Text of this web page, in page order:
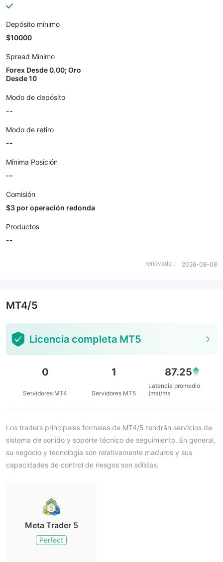
Depósito mínimo
$10000
Spread Mínimo
Forex Desde 0.00; Oro
Desde 10
Modo de depósito
--
Modo de retiro
--
Mínima Posición
--
Comisión
$3 por operación redonda
Productos
--
renovado： 2026-08-08
MT4/5
Licencia completa MT5
0
Servidores MT4
1
Servidores MT5
87.25
Latencia promedio
(ms)/ms
Los traders principales formales de MT4/5 tendrán servicios de
sistema de sonido y soporte técnico de seguimiento. En general,
su negocio y tecnología son relativamente maduros y sus
capacidades de control de riesgos son sólidas.
Meta Trader 5
Perfect